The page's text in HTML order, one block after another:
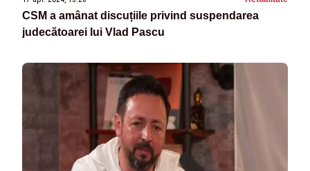
CSM a amânat discuțiile privind suspendarea
judecătoarei lui Vlad Pascu